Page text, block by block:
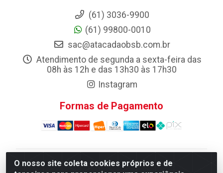
O nosso site coleta cookies próprios e de
(61) 3036-9900
(61) 99800-0010
sac@atacadaobsb.com.br
Atendimento de segunda a sexta-feira das
08h às 12h e das 13h30 às 17h30
Instagram
Formas de Pagamento
Atacadao da Limpeza F. Pereira Queiroz Comercio e